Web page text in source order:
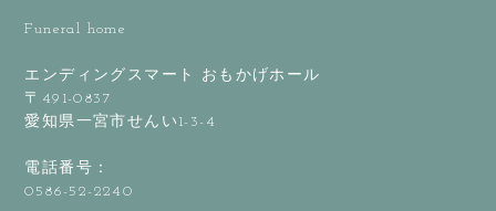
Funeral home
エンディングスマート おもかげホール
〒491-0837
愛知県一宮市せんい1-3-4
電話番号：
0586-52-2240